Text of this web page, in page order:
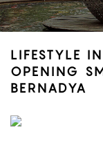
LIFESTYLE
OPENING
BERNADYA